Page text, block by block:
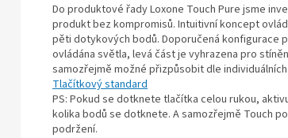
Do produktové řady Loxone Touch Pure jsme
produkt bez kompromisů. Intuitivní koncept
pěti dotykových bodů. Doporučená konfigurace
ovládána světla, levá část je vyhrazena pro
samozřejmě možné přizpůsobit dle
Tlačítkový standard
PS: Pokud se dotknete tlačítka celou rukou,
kolika bodů se dotknete. A samozřejmě Touch
podržení.